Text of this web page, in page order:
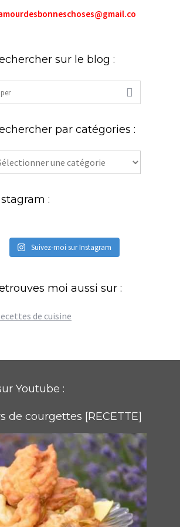
sur le blog :
par catégories :
:
Suivez-moi sur Instagram
moi aussi sur :
Youtube :
de courgettes [RECETTE]